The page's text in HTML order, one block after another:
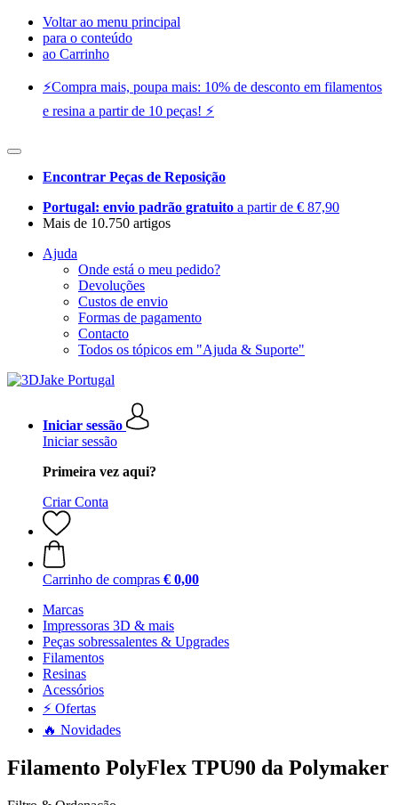
Voltar ao menu principal
para o conteúdo
ao Carrinho
⚡️Compra mais, poupa mais: 10% de desconto em filamentos
e resina a partir de 10 peças! ⚡️
Encontrar Peças de Reposição
Portugal: envio padrão gratuito a partir de € 87,90
Mais de 10.750 artigos
Ajuda
Onde está o meu pedido?
Devoluções
Custos de envio
Formas de pagamento
Contacto
Todos os tópicos em "Ajuda & Suporte"
Iniciar sessão
Iniciar sessão
Primeira vez aqui?
Criar Conta
Carrinho de compras € 0,00
Marcas
Impressoras 3D & mais
Peças sobressalentes & Upgrades
Filamentos
Resinas
Acessórios
⚡ Ofertas
🔥 Novidades
Filamento PolyFlex TPU90 da Polymaker